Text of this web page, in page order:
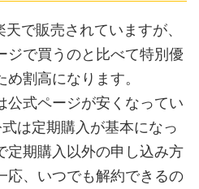
で販売されていますが、
ジで買うのと比べて特別優
割高になります。
公式ページが安くなってい
は定期購入が基本になっ
定期購入以外の申し込み方
応、いつでも解約できるの